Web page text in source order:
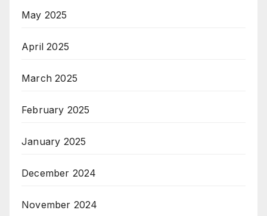
May 2025
April 2025
March 2025
February 2025
January 2025
December 2024
November 2024